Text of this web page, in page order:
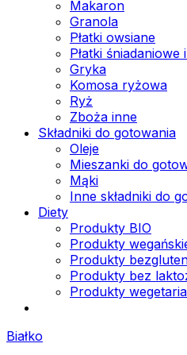
Makaron
Granola
Płatki owsiane
Płatki śniadaniowe
Gryka
Komosa ryżowa
Ryż
Zboża inne
Składniki do gotowania
Oleje
Mieszanki do
Mąki
Inne składniki do
Diety
Produkty BIO
Produkty
Produkty
Produkty bez
Produkty
Białko